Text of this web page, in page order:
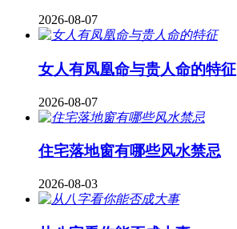
2026-08-07
女人有凤凰命与贵人命的特征
2026-08-07
住宅落地窗有哪些风水禁忌
2026-08-03